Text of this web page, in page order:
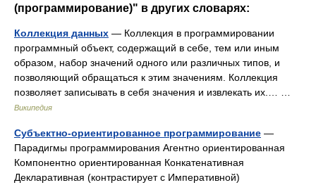
(программирование)" в других словарях:
Коллекция данных — Коллекция в программировании
программный объект, содержащий в себе, тем или иным
образом, набор значений одного или различных типов, и
позволяющий обращаться к этим значениям. Коллекция
позволяет записывать в себя значения и извлекать их.… …
Википедия
Субъектно-ориентированное программирование —
Парадигмы программирования Агентно ориентированная
Компонентно ориентированная Конкатенативная
Декларативная (контрастирует с Императивной)